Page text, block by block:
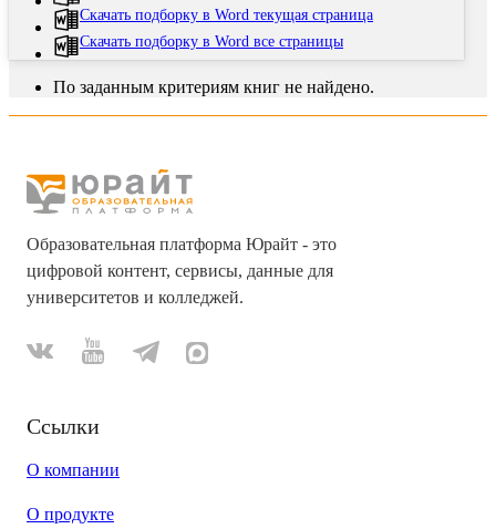
Скачать подборку в Word текущая страница
Скачать подборку в Word все страницы
По заданным критериям книг не найдено.
Образовательная платформа Юрайт - это
цифровой контент, сервисы, данные для
университетов и колледжей.
Ссылки
О компании
О продукте